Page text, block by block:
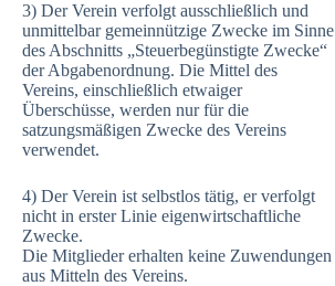
3) Der Verein verfolgt ausschließlich und
unmittelbar gemeinnützige Zwecke im Sinne
des Abschnitts „Steuerbegünstigte Zwecke“
der Abgabenordnung. Die Mittel des
Vereins, einschließlich etwaiger
Überschüsse, werden nur für die
satzungsmäßigen Zwecke des Vereins
verwendet.
4) Der Verein ist selbstlos tätig, er verfolgt
nicht in erster Linie eigenwirtschaftliche
Zwecke.
Die Mitglieder erhalten keine Zuwendungen
aus Mitteln des Vereins.